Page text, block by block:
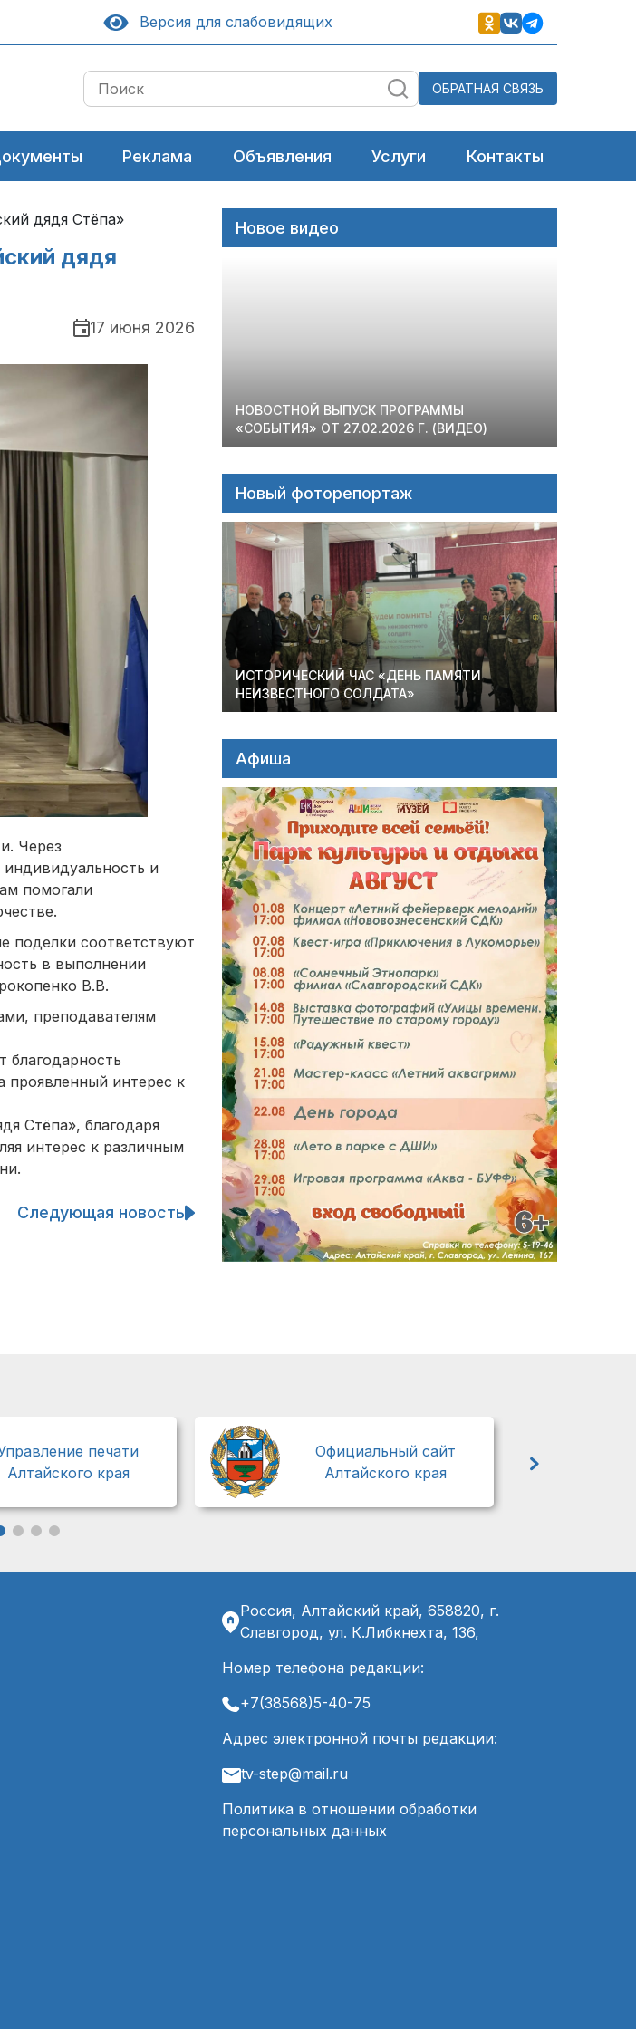
Версия для слабовидящих
ОБРАТНАЯ СВЯЗЬ
Реклама Объявления Услуги Контакты
дядя Стёпа»
дядя
17 июня 2026
Через
и
помогали
поделки соответствуют
в выполнении
В.В.
преподавателям
проявленный интерес к
Стёпа», благодаря
интерес к различным
Следующая новость
Новое видео
НОВОСТНОЙ ВЫПУСК ПРОГРАММЫ
«СОБЫТИЯ» ОТ 27.02.2026 Г. (ВИДЕО)
Новый фоторепортаж
ИСТОРИЧЕСКИЙ ЧАС «ДЕНЬ ПАМЯТИ
НЕИЗВЕСТНОГО СОЛДАТА»
Афиша
печати
Алтайского края
Официальный сайт
Алтайского края
Россия, Алтайский край, 658820, г.
Славгород, ул. К.Либкнехта, 136,
Номер телефона редакции:
+7(38568)5-40-75
Адрес электронной почты редакции:
tv-step@mail.ru
Политика в отношении обработки
персональных данных